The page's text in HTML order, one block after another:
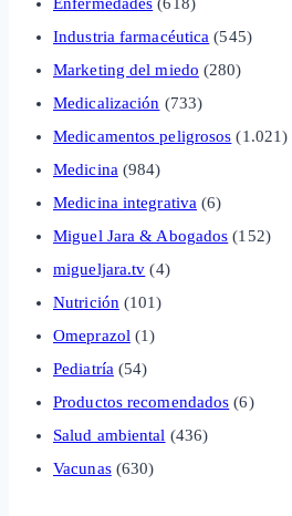
Industria farmacéutica (545)
Marketing del miedo (280)
Medicalización (733)
Medicamentos peligrosos (1.021)
Medicina (984)
Medicina integrativa (6)
Miguel Jara & Abogados (152)
migueljara.tv (4)
Nutrición (101)
Omeprazol (1)
Pediatría (54)
Productos recomendados (6)
Salud ambiental (436)
Vacunas(630)